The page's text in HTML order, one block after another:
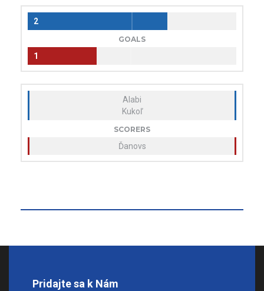
2
GOALS
1
Alabi
Kukoľ
SCORERS
Ďanovs
Pridajte sa k Nám